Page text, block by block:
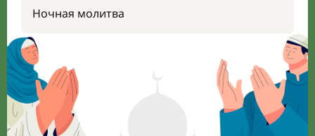
Ночная молитва